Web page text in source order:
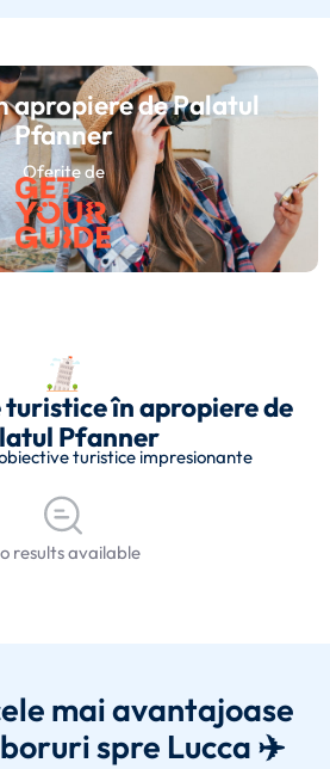
de Palatul
Pfanner
Oferite de
în apropiere de
Pfanner
turistice impresionante
results available
mai avantajoase
spre Lucca ✈️